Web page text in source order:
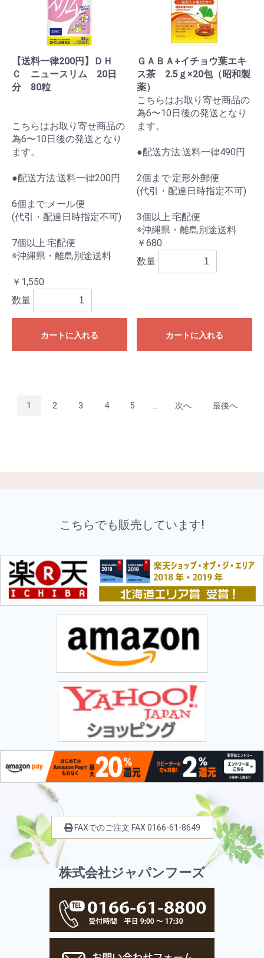
【送料一律200円】ＤＨ
Ｃ ニュースリム 20日
分 80粒
こちらはお取り寄せ商品の
為6〜10日後の発送となり
ます。
●配送方法:送料一律200円
6個まで:メール便
(代引・配達日時指定不可)
7個以上:宅配便
※沖縄県・離島別途送料
￥1,550
数量
カートに入れる
ＧＡＢＡ+イチョウ葉エキ
ス茶 2.5ｇ×20包（昭和製
薬）
こちらはお取り寄せ商品の
為6〜10日後の発送となり
ます。
●配送方法:送料一律490円
2個まで:定形外郵便
(代引・配達日時指定不可)
3個以上:宅配便
※沖縄県・離島別途送料
￥680
数量
カートに入れる
1 2 3 4 5 次へ 最後へ
こちらでも販売しています!
FAXでのご注文 FAX 0166-61-8649
株式会社ジャパンフーズ